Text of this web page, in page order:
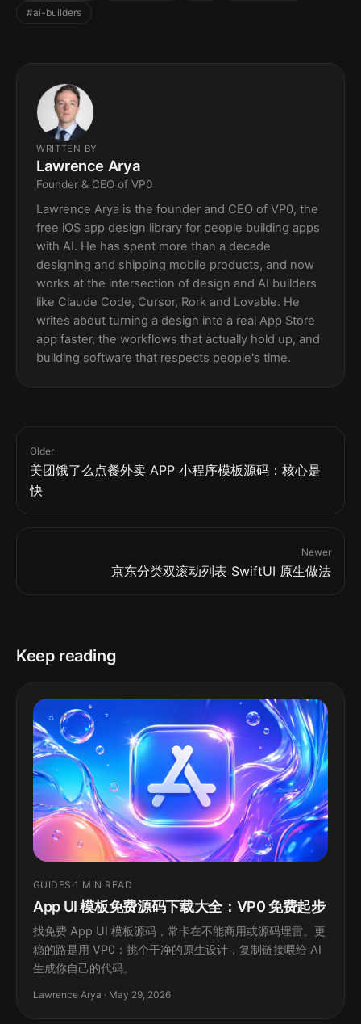
#ai-builders
WRITTEN BY
Lawrence Arya
Founder & CEO of VP0
Lawrence Arya is the founder and CEO of VP0, the
free iOS app design library for people building apps
with AI. He has spent more than a decade
designing and shipping mobile products, and now
works at the intersection of design and AI builders
like Claude Code, Cursor, Rork and Lovable. He
writes about turning a design into a real App Store
app faster, the workflows that actually hold up, and
building software that respects people's time.
Older
美团饿了么点餐外卖 APP 小程序模板源码：核心是
快
Newer
京东分类双滚动列表 SwiftUI 原生做法
Keep reading
GUIDES ·1 MIN READ
App UI 模板免费源码下载大全：VP0 免费起步
找免费 App UI 模板源码，常卡在不能商用或源码埋雷。更
稳的路是用 VP0：挑个干净的原生设计，复制链接喂给 AI
生成你自己的代码。
Lawrence Arya · May 29, 2026